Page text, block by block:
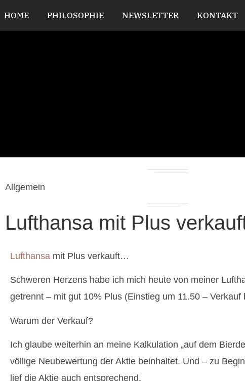
HOME PHILOSOPHIE NEWSLETTER KONTAKT
Allgemein
Lufthansa mit Plus
Lufthansa mit Plus verkauft…
Schweren Herzens habe ich mich heute von meiner
getrennt – mit gut 10% Plus (Einstieg um 11.50 – Verkauf
Warum der Verkauf?
Ich glaube weiterhin an meine Kalkulation „auf dem
völlige Neubewertung der Aktie beinhaltet. Und – zu
lief die Aktie auch entsprechend.